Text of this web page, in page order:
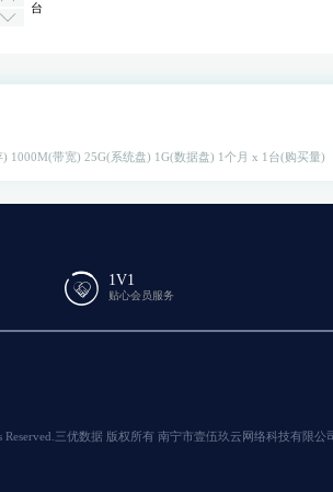
台
) 1000M(带宽) 25G(系统盘) 1G(数据盘) 1个月 x 1台(购买量)
1V1
贴心会员服务
三优数据 版权所有 南宁市壹伍玖云网络科技有限公